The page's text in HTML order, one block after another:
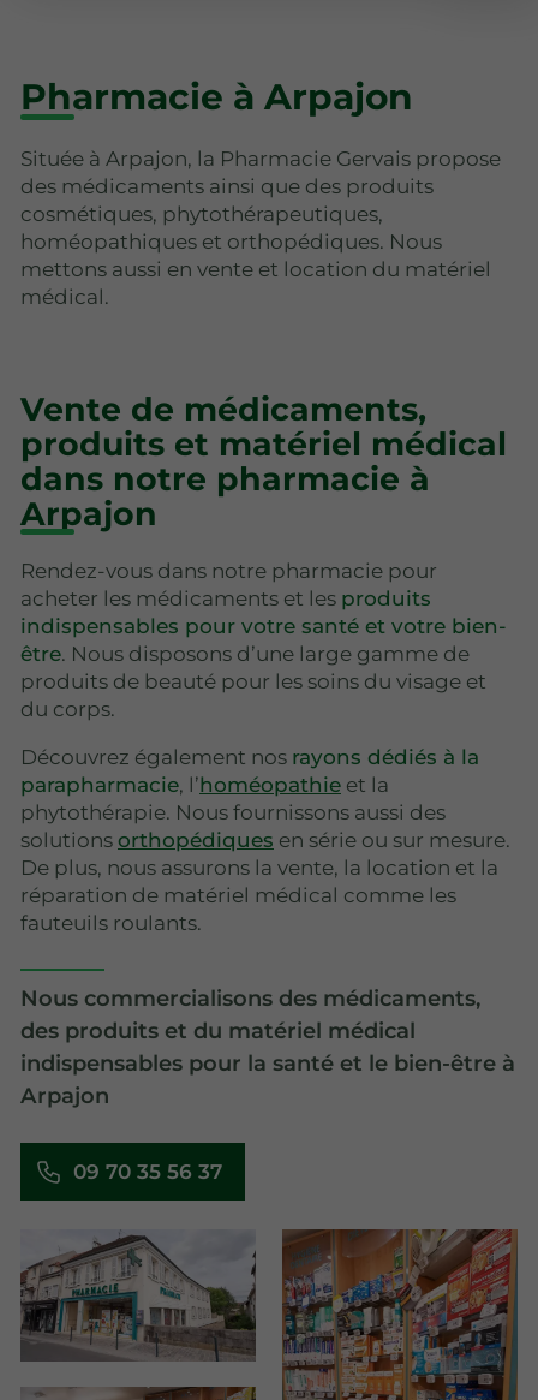
Pharmacie à Arpajon
Située à Arpajon, la Pharmacie Gervais propose
des médicaments ainsi que des produits
cosmétiques, phytothérapeutiques,
homéopathiques et orthopédiques. Nous
mettons aussi en vente et location du matériel
médical.
Vente de médicaments,
produits et matériel médical
dans notre pharmacie à
Arpajon
Rendez-vous dans notre pharmacie pour
acheter les médicaments et les produits
indispensables pour votre santé et votre bien-
être. Nous disposons d’une large gamme de
produits de beauté pour les soins du visage et
du corps.
Découvrez également nos rayons dédiés à la
parapharmacie, l’homéopathie et la
phytothérapie. Nous fournissons aussi des
solutions orthopédiques en série ou sur mesure.
De plus, nous assurons la vente, la location et la
réparation de matériel médical comme les
fauteuils roulants.
Nous commercialisons des médicaments,
des produits et du matériel médical
indispensables pour la santé et le bien-être à
Arpajon
09 70 35 56 37